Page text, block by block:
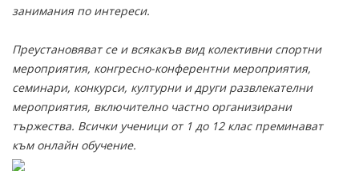
занимания по интереси.
Преустановяват се и всякакъв вид колективни спортни
мероприятия, конгресно-конферентни мероприятия,
семинари, конкурси, културни и други развлекателни
мероприятия, включително частно организирани
тържества. Всички ученици от 1 до 12 клас преминават
към онлайн обучение.